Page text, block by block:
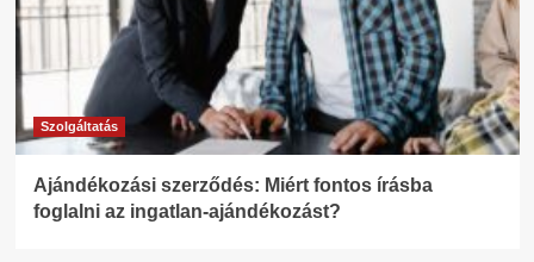
Szolgáltatás
Ajándékozási szerződés: Miért fontos írásba
foglalni az ingatlan-ajándékozást?